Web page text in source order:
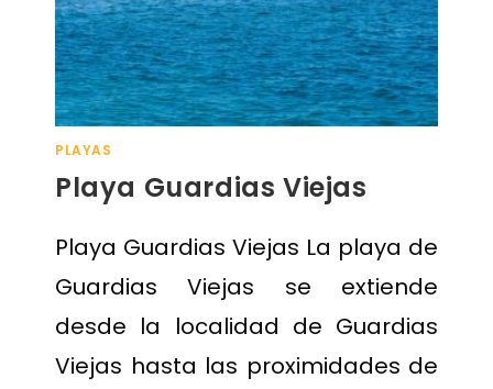
PLAYAS
Playa Guardias Viejas
Playa Guardias Viejas La playa de
Guardias Viejas se extiende
desde la localidad de Guardias
Viejas hasta las proximidades de